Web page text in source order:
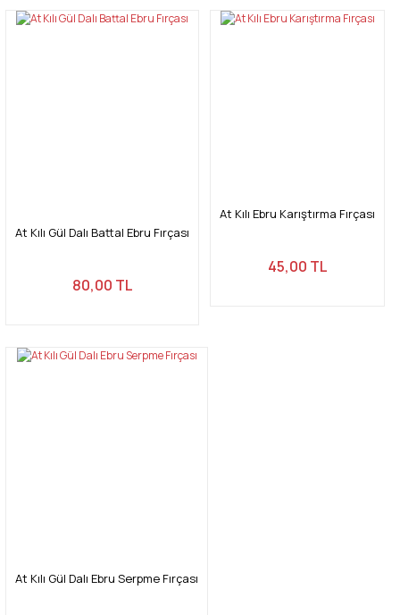
Bu ürüne ilk yorumu siz yapın!
tarafımıza iletebilirsiniz.
At Kılı Gül Dalı Battal Ebru Fırçası
80,00 TL
At Kılı Ebru Karıştırma Fırçası
45,00 TL
At Kılı Gül Dalı Ebru Serpme Fırçası